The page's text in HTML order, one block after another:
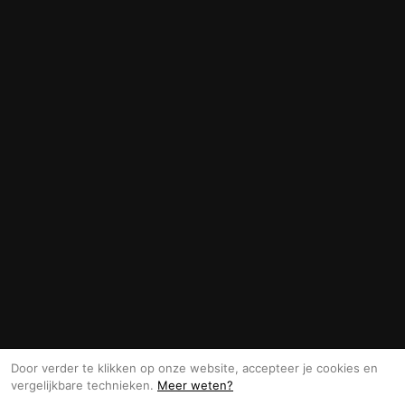
Door verder te klikken op onze website, accepteer je cookies en
vergelijkbare technieken. Meer weten?